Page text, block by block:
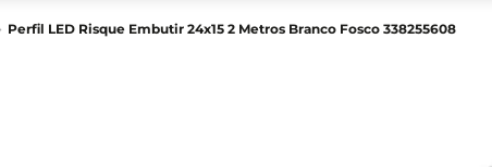
Perfil LED Risque Embutir 24x15 2 Metros Branco Fosco 338255608